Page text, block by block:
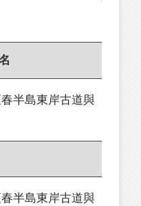
半島東岸古道與
半島東岸古道與